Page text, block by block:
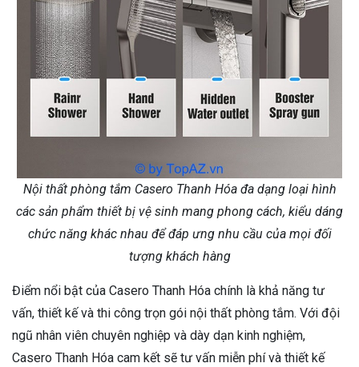
Nội thất phòng tắm Casero Thanh Hóa đa dạng loại hình
các sản phẩm thiết bị vệ sinh mang phong cách, kiểu dáng
chức năng khác nhau để đáp ưng nhu cầu của mọi đối
tượng khách hàng
Điểm nổi bật của Casero Thanh Hóa chính là khả năng tư
vấn, thiết kế và thi công trọn gói nội thất phòng tắm. Với đội
ngũ nhân viên chuyên nghiệp và dày dạn kinh nghiệm,
Casero Thanh Hóa cam kết sẽ tư vấn miễn phí và thiết kế